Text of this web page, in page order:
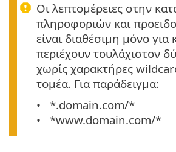
Οι λεπτομέρειες στην
πληροφοριών και
είναι διαθέσιμη μόνο για
περιέχουν τουλάχιστον
χωρίς χαρακτήρες
τομέα. Για παράδειγμα:
*.domain.com/*
*www.domain.com/*